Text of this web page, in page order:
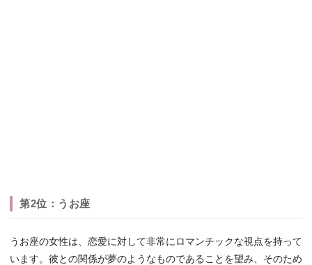
第2位：うお座
うお座の女性は、恋愛に対して非常にロマンチックな視点を持って
います。彼との関係が夢のようなものであることを望み、そのため